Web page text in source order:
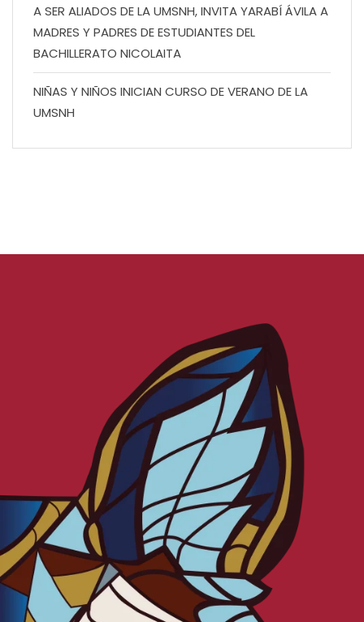
A SER ALIADOS DE LA UMSNH, INVITA YARABÍ ÁVILA A
MADRES Y PADRES DE ESTUDIANTES DEL
BACHILLERATO NICOLAITA
NIÑAS Y NIÑOS INICIAN CURSO DE VERANO DE LA
UMSNH